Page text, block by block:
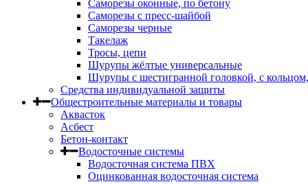
Саморезы оконные, по бетону
Саморезы с пресс-шайбой
Саморезы черные
Такелаж
Тросы, цепи
Шурупы жёлтые универсальные
Шурупы с шестигранной головкой, с
Средства индивидуальной защиты
Общестроительные материалы и товары
Аквасток
Асбест
Бетон-контакт
Водосточные системы
Водосточная система ПВХ
Оцинкованная водосточная система